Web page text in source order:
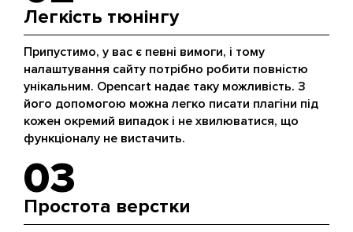
Легкість тюнінгу
Припустимо, у вас є певні вимоги, і тому
налаштування сайту потрібно робити повністю
унікальним. Opencart надає таку можливість. З
його допомогою можна легко писати плагіни під
кожен окремий випадок і не хвилюватися, що
функціоналу не вистачить.
03
Простота верстки